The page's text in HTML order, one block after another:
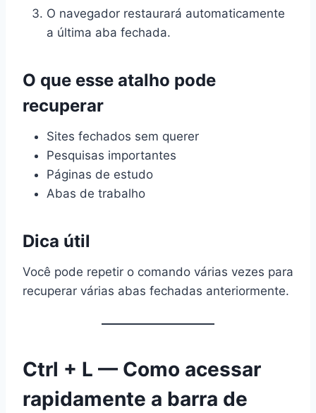
O navegador restaurará automaticamente
a última aba fechada.
O que esse atalho pode
recuperar
Sites fechados sem querer
Pesquisas importantes
Páginas de estudo
Abas de trabalho
Dica útil
Você pode repetir o comando várias vezes para
recuperar várias abas fechadas anteriormente.
Ctrl + L — Como acessar
rapidamente a barra de